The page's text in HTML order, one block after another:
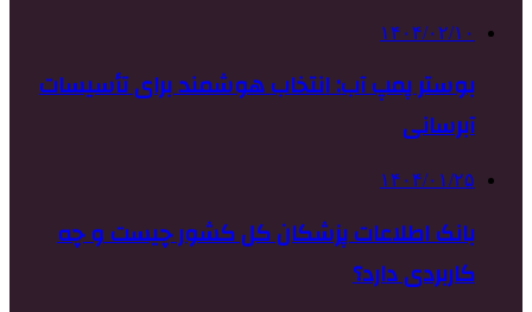
۱۴۰۴/۰۲/۱۰
بوستر پمپ آب: انتخاب هوشمند برای تأسیسات
آبرسانی
۱۴۰۴/۰۱/۲۵
بانک اطلاعات پزشکان کل کشور چیست و چه
کاربردی دارد؟